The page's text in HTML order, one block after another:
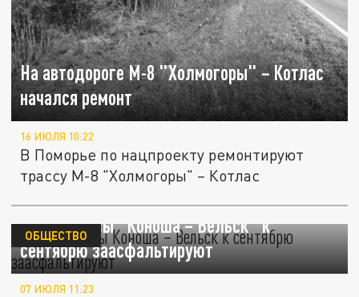
На автодороге М-8 "Холмогоры" – Котлас
начался ремонт
16 ИЮЛЯ 10:22
В Поморье по нацпроекту ремонтируют
трассу М-8 "Холмогоры" – Котлас
13 км трассы "Коноша – Вельск" к
сентябрю заасфальтируют
ОБЩЕСТВО
07 ИЮЛЯ 11:23